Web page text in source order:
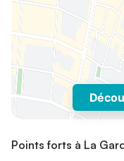
Points forts à La